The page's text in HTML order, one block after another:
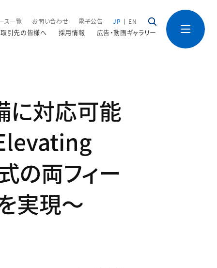
ス一覧 お問い合わせ 電子公告 JP EN
取引先の皆様へ 採用情報 広告・動画ギャラリー
に対応可能
の両フィー
実現～